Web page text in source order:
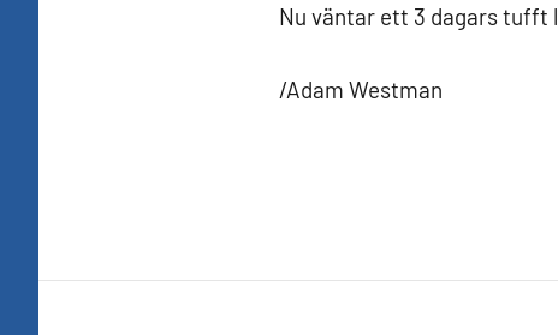
Nu väntar ett 3 dagars tufft
/Adam Westman